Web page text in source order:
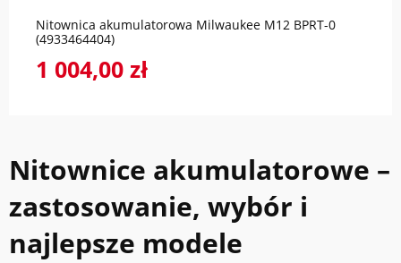
Nitownica akumulatorowa Milwaukee M12 BPRT-0
(4933464404)
1 004,00 zł
Nitownice akumulatorowe –
zastosowanie, wybór i
najlepsze modele